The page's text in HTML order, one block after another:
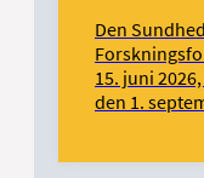
Den
15. juni
den 1.